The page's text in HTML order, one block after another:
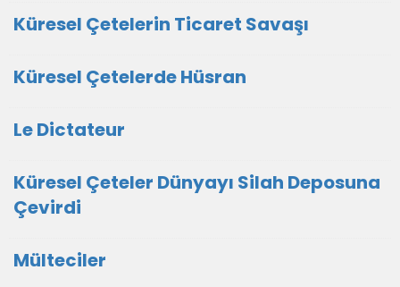
Küresel Çetelerin Ticaret Savaşı
Küresel Çetelerde Hüsran
Le Dictateur
Küresel Çeteler Dünyayı Silah Deposuna
Çevirdi
Mülteciler